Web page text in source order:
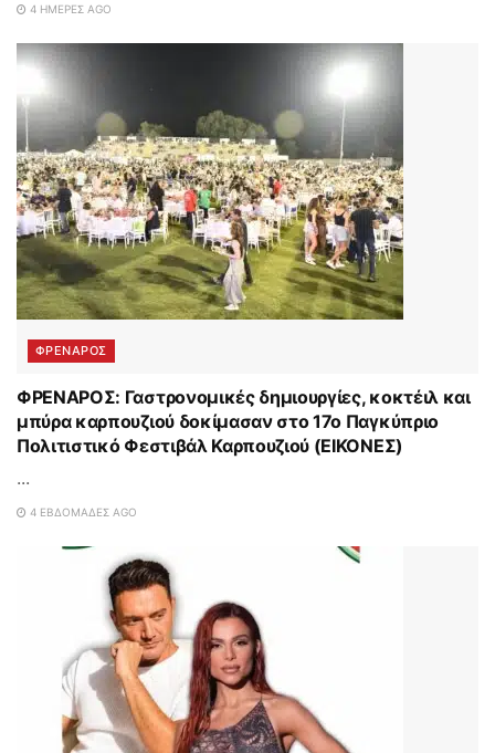
4 ΗΜΈΡΕΣ AGO
ΦΡΕΝΑΡΟΣ
ΦΡΕΝΑΡΟΣ: Γαστρονομικές δημιουργίες, κοκτέιλ και
μπύρα καρπουζιού δοκίμασαν στο 17ο Παγκύπριο
Πολιτιστικό Φεστιβάλ Καρπουζιού (ΕΙΚΟΝΕΣ)
...
4 ΕΒΔΟΜΆΔΕΣ AGO